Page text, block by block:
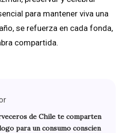
para mantener viva una
se refuerza en cada fonda,
compartida.
de Chile te comparten
para un consumo conscien